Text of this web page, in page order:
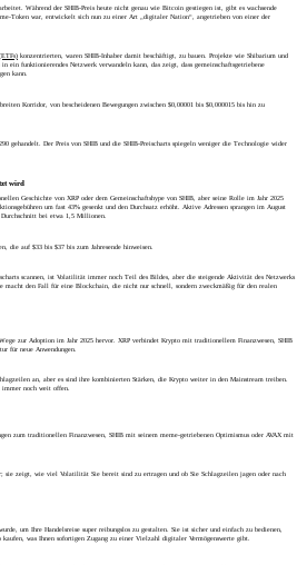
Während der SHIB-Preis heute nicht genau wie Bitcoin gestiegen ist, gibt es wachsende
Token war, entwickelt sich nun zu einer Art „digitaler Nation“, angetrieben von einer der
konzentrierten, waren SHIB-Inhaber damit beschäftigt, zu bauen. Projekte wie Shibarium und
ein funktionierendes Netzwerk verwandeln kann, das zeigt, dass gemeinschaftsgetriebene
kann.
Korridor, von bescheidenen Bewegungen zwischen $0,00001 bis $0,000015 bis hin zu
gehandelt. Der Preis von SHIB und die SHIB-Preischarts spiegeln weniger die Technologie wider
wird
Geschichte von XRP oder dem Gemeinschaftshype von SHIB, aber seine Rolle im Jahr 2025
um fast 43% gesenkt und den Durchsatz erhöht. Aktive Adressen sprangen im August
bei etwa 1,5 Millionen.
die auf $33 bis $37 bis zum Jahresende hinweisen.
scannen, ist Volatilität immer noch Teil des Bildes, aber die steigende Aktivität des Netzwerks
macht den Fall für eine Blockchain, die nicht nur schnell, sondern zweckmäßig für den realen
zur Adoption im Jahr 2025 hervor. XRP verbindet Krypto mit traditionellem Finanzwesen, SHIB
für neue Anwendungen.
an, aber es sind ihre kombinierten Stärken, die Krypto weiter in den Mainstream treiben.
immer noch weit offen.
zum traditionellen Finanzwesen, SHIB mit seinem meme-getriebenen Optimismus oder AVAX mit
sie zeigt, wie viel Volatilität Sie bereit sind zu ertragen und ob Sie Schlagzeilen jagen oder nach
um Ihre Handelsreise super reibungslos zu gestalten. Sie ist sicher und einfach zu bedienen,
was Ihnen sofortigen Zugang zu einer Vielzahl digitaler Vermögenswerte gibt.